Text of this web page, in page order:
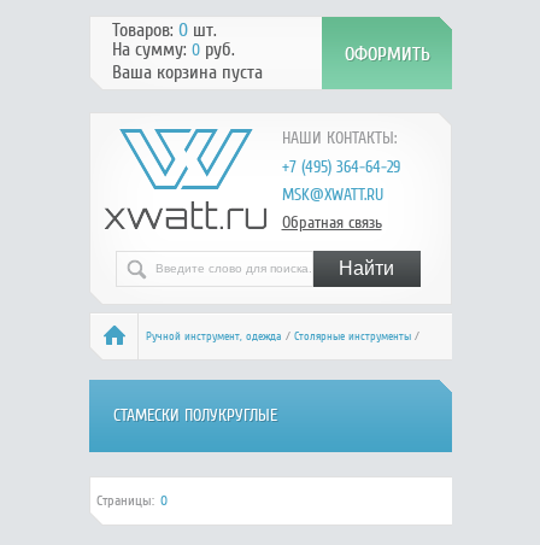
НАШИ КОНТАКТЫ:
+7 (495) 364-64-29
MSK@XWATT.RU
Обратная связь
Товаров: 0шт.
На сумму: 0руб.
Ваша корзина пуста
Ручной инcтрумент, одежда / Столярные инструменты/
Стамески/ Стамески полукруглые
СТАМЕСКИ ПОЛУКРУГЛЫЕ
Страницы: 0